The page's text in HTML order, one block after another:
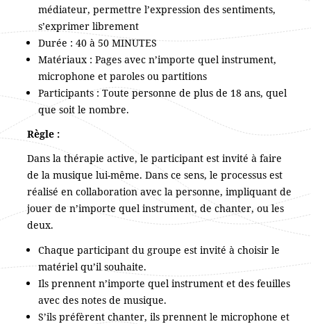
médiateur, permettre l’expression des sentiments,
s’exprimer librement
Durée : 40 à 50 MINUTES
Matériaux : Pages avec n’importe quel instrument,
microphone et paroles ou partitions
Participants : Toute personne de plus de 18 ans, quel
que soit le nombre.
Règle :
Dans la thérapie active, le participant est invité à faire
de la musique lui-même. Dans ce sens, le processus est
réalisé en collaboration avec la personne, impliquant de
jouer de n’importe quel instrument, de chanter, ou les
deux.
Chaque participant du groupe est invité à choisir le
matériel qu’il souhaite.
Ils prennent n’importe quel instrument et des feuilles
avec des notes de musique.
S’ils préfèrent chanter, ils prennent le microphone et